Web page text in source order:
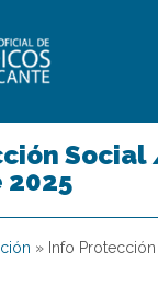
2025
» Info